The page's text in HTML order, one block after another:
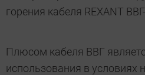
горения кабеля REXANT
Плюсом кабеля ВВГ
использования в условиях